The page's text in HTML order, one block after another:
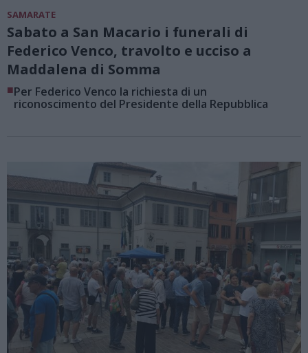
SAMARATE
Sabato a San Macario i funerali di
Federico Venco, travolto e ucciso a
Maddalena di Somma
■Per Federico Venco la richiesta di un
riconoscimento del Presidente della Repubblica